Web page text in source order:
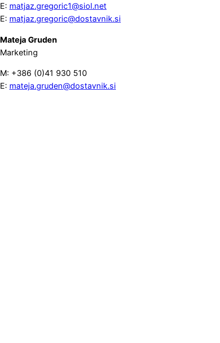
E: matjaz.gregoric1@siol.net
E: matjaz.gregoric@dostavnik.si
Mateja Gruden
Marketing
M: +386 (0)41 930 510
E: mateja.gruden@dostavnik.si